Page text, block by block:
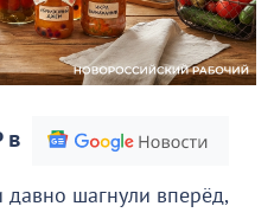
в
шагнули вперёд,